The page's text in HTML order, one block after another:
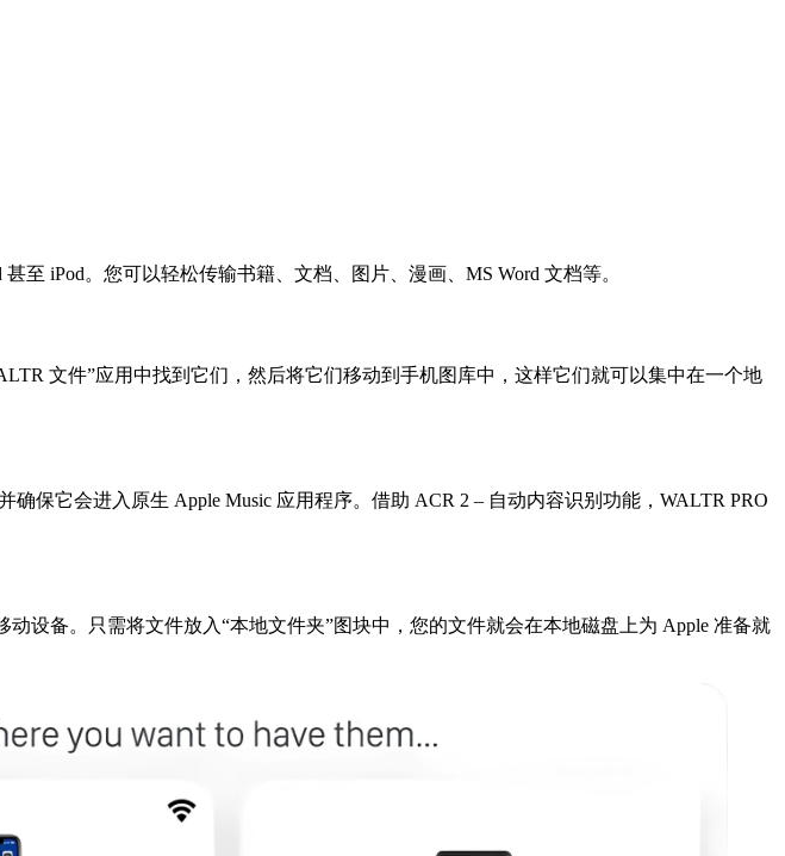
至 iPod。您可以轻松传输书籍、文档、图片、漫画、MS Word 文档等。
文件”应用中找到它们，然后将它们移动到手机图库中，这样它们就可以集中在一个地
保它会进入原生 Apple Music 应用程序。借助 ACR 2 – 自动内容识别功能，WALTR PRO
设备。只需将文件放入“本地文件夹”图块中，您的文件就会在本地磁盘上为 Apple 准备就